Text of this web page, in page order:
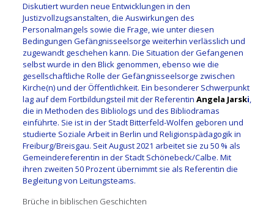
Diskutiert wurden neue Entwicklungen in den
Justizvollzugsanstalten, die Auswirkungen des
Personalmangels sowie die Frage, wie unter diesen
Bedingungen Gefängnisseelsorge weiterhin verlässlich und
zugewandt geschehen kann. Die Situation der Gefangenen
selbst wurde in den Blick genommen, ebenso wie die
gesellschaftliche Rolle der Gefängnisseelsorge zwischen
Kirche(n) und der Öffentlichkeit. Ein besonderer Schwerpunkt
lag auf dem Fortbildungsteil mit der Referentin Angela Jarski,
die in Methoden des Bibliologs und des Bibliodramas
einführte. Sie ist in der Stadt Bitterfeld-Wolfen geboren und
studierte Soziale Arbeit in Berlin und Religionspädagogik in
Freiburg/Breisgau. Seit August 2021 arbeitet sie zu 50 % als
Gemeindereferentin in der Stadt Schönebeck/Calbe. Mit
ihren zweiten 50 Prozent übernimmt sie als Referentin die
Begleitung von Leitungsteams.
Brüche in biblischen Geschichten